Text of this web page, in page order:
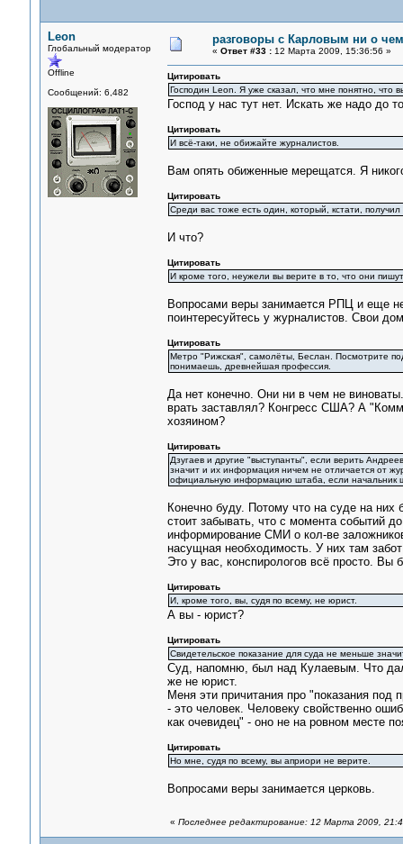
Leon
Глобальный модератор
Offline
Сообщений: 6,482
разговоры с Карловым ни о
« Ответ #33 :12 Марта 2009, 15:36:56 »
Цитировать
Господин Lеоn. Я уже сказал, что мне понятно, что
Господ у нас тут нет. Искать же надо до
Цитировать
И всё-таки, не обижайте журналистов.
Вам опять обиженные мерещатся. Я
Цитировать
Среди вас тоже есть один, который, кстати,
И что?
Цитировать
И кроме того, неужели вы верите в то, что они
Вопросами веры занимается РПЦ и еще
поинтересуйтесь у журналистов. Свои
Цитировать
Метро "Рижская", самолёты, Беслан. Посмотрите
понимаешь, древнейшая профессия.
Да нет конечно. Они ни в чем не
врать заставлял? Конгресс США? А
хозяином?
Цитировать
Дзугаев и другие "выступанты", если верить
значит и их информация ничем не отличается от
официальную информацию штаба, если начальник
Конечно буду. Потому что на суде на
стоит забывать, что с момента событий
информирование СМИ о кол-ве
насущная необходимость. У них там
Это у вас, конспирологов всё просто. Вы
Цитировать
И, кроме того, вы, судя по всему, не юрист.
А вы - юрист?
Цитировать
Свидетельское показание для суда не меньше
Суд, напомню, был над Кулаевым. Что
же не юрист.
Меня эти причитания про "показания под
- это человек. Человеку свойственно
как очевидец" - оно не на ровном месте
Цитировать
Но мне, судя по всему, вы априори не верите.
Вопросами веры занимается церковь.
« Последнее редактирование: 12 Марта 2009,